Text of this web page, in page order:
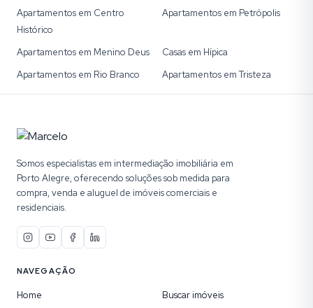
Apartamentos em Centro
Histórico
Apartamentos em Petrópolis
Apartamentos em Menino Deus
Casas em Hípica
Apartamentos em Rio Branco
Apartamentos em Tristeza
Somos especialistas em intermediação imobiliária em
Porto Alegre, oferecendo soluções sob medida para
compra, venda e aluguel de imóveis comerciais e
residenciais.
NAVEGAÇÃO
Home Buscar imóveis